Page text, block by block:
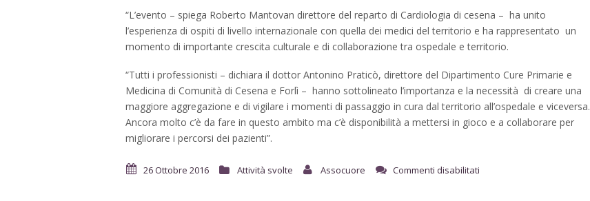
“L’evento – spiega Roberto Mantovan direttore del reparto di Cardiologia di cesena – ha unito
l’esperienza di ospiti di livello internazionale con quella dei medici del territorio e ha rappresentato un
momento di importante crescita culturale e di collaborazione tra ospedale e territorio.
“Tutti i professionisti – dichiara il dottor Antonino Praticò, direttore del Dipartimento Cure Primarie e
Medicina di Comunità di Cesena e Forlì – hanno sottolineato l’importanza e la necessità di creare una
maggiore aggregazione e di vigilare i momenti di passaggio in cura dal territorio all’ospedale e viceversa.
Ancora molto c’è da fare in questo ambito ma c’è disponibilità a mettersi in gioco e a collaborare per
migliorare i percorsi dei pazienti”.
26 Ottobre 2016 Attività svolte Assocuore Commenti disabilitati